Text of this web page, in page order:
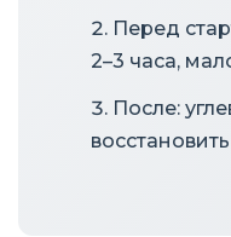
Перед
2–3 часа,
После: